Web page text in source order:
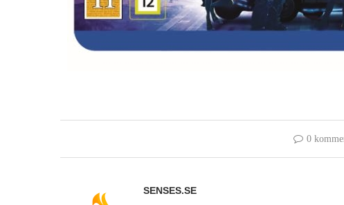
0
SENSES.SE